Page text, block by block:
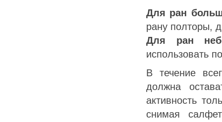
Для ран
рану полторы,
Для ран
использовать
В течение
должна
активность
снимая